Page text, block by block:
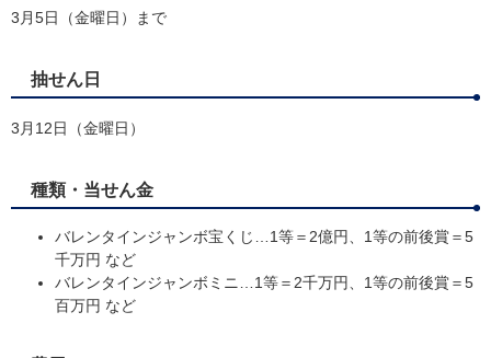
3月5日（金曜日）まで
抽せん日
3月12日（金曜日）
種類・当せん金
バレンタインジャンボ宝くじ…1等＝2億円、1等の前後賞＝5
千万円 など
バレンタインジャンボミニ…1等＝2千万円、1等の前後賞＝5
百万円 など